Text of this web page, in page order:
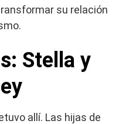
su relación
Stella y
allí. Las hijas de